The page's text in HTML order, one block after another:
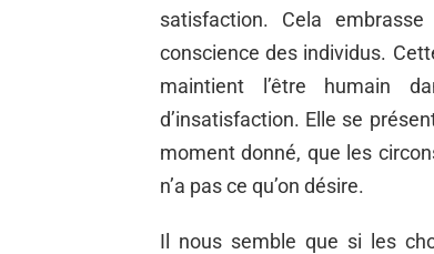
satisfaction. Cela
conscience des individus.
maintient l’être humain
d’insatisfaction. Elle se
moment donné, que les
n’a pas ce qu’on désire.
Il nous semble que si les